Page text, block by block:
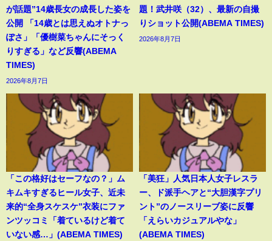
が話題”14歳長女の成長した姿を
公開 「14歳とは思えぬオトナっ
ぽさ」「優樹菜ちゃんにそっく
りすぎる」など反響(ABEMA
TIMES)
2026年8月7日
題！武井咲（32）、最新の自撮
りショット公開(ABEMA TIMES)
2026年8月7日
「この格好はセーフなの？」ム
キムキすぎるヒール女子、近未
来的“全身スケスケ”衣装にファ
ンツッコミ「着ているけど着て
いない感…」(ABEMA TIMES)
「美狂」人気日本人女子レスラ
ー、ド派手ヘアと“大胆漢字プリ
ント”のノースリーブ姿に反響
「えらいカジュアルやな」
(ABEMA TIMES)